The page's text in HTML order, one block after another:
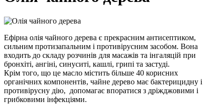
Ефірна олія чайного дерева є прекрасним антисептиком,
сильним протизапальним і противірусним засобом. Вона
входить до складу розчинів для масажів та інгаляцій при
бронхіті, ангіні, синуситі, кашлі, грипі та застуді.
Крім того, що це масло містить більше 40 корисних
органічних компонентів, чайне дерево має бактерицидну і
противірусну дію, допомагає впоратися з дріжджовими і
грибковими інфекціями.